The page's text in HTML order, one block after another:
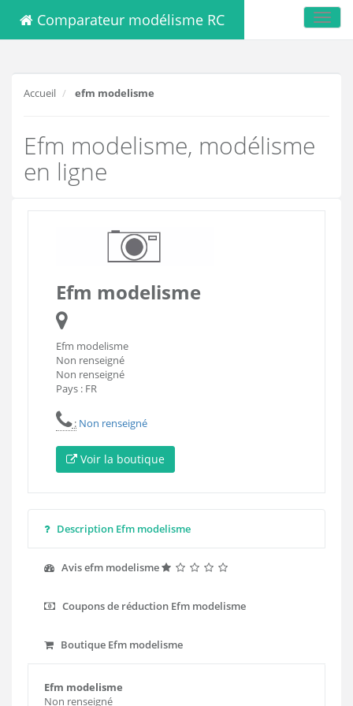
Comparateur modélisme RC
Accueil efm modelisme
Efm modelisme, modélisme
en ligne
Efm modelisme
Efm modelisme
Non renseigné
Non renseigné
Pays : FR
: Non renseigné
Voir la boutique
Description Efm modelisme
Avis efm modelisme
Coupons de réduction Efm modelisme
Boutique Efm modelisme
Efm modelisme
Non renseigné